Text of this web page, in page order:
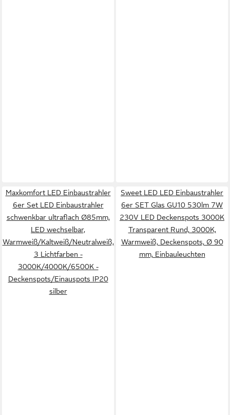
Maxkomfort LED Einbaustrahler
6er Set LED Einbaustrahler
schwenkbar ultraflach Ø85mm,
LED wechselbar,
Warmweiß/Kaltweiß/Neutralweiß,
3 Lichtfarben -
3000K/4000K/6500K -
Deckenspots/Einauspots IP20
silber
Sweet LED LED Einbaustrahler
6er SET Glas GU10 530lm 7W
230V LED Deckenspots 3000K
Transparent Rund, 3000K,
Warmweiß, Deckenspots, Ø 90
mm, Einbauleuchten